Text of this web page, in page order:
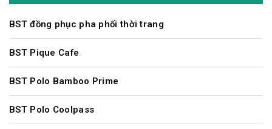
BST đồng phục pha phối thời trang
BST Pique Cafe
BST Polo Bamboo Prime
BST Polo Coolpass